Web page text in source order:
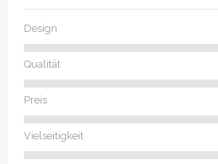
Design
Qualität
Preis
Vielseitigkeit